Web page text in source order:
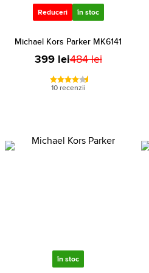
Reduceri în stoc
Michael Kors Parker MK6141
399 lei484 lei
10 recenzii
în stoc